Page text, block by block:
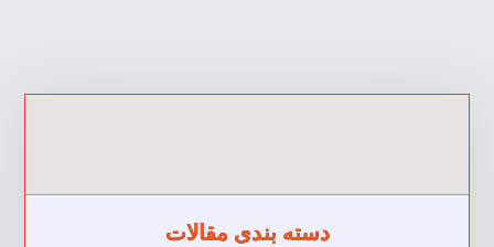
دسته بندی مقالات